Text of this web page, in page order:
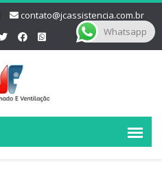
contato@jcassistencia.com.br
Whatsapp